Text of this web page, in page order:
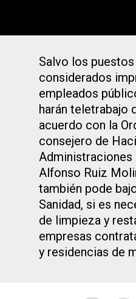
Salvo los
considerados
empleados
harán teletrabajo
acuerdo con la
consejero de
Administraciones
Alfonso Ruiz
también pode
Sanidad, si es
de limpieza y
empresas
y residencias de